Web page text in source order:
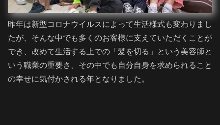
昨年は新型コロナウイルスによって生活様式も変わりまし
たが、そんな中でも多くのお客様に支えていただくことが
でき、改めて生活する上での「髪を切る」という美容師と
いう職業の重要さ、その中でも自分自身を求められること
の幸せに気付かされる年となりました。